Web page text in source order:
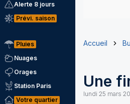
Alerte 8 jours
Prévi. saison
Pluies
Nuages
Orages
Station Paris
Votre quartier
Accueil
Une
lundi 25 mars